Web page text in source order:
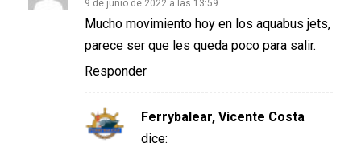
9 de junio de 2022 a las 13:59
Mucho movimiento hoy en los aquabus jets,
parece ser que les queda poco para salir.
Responder
Ferrybalear, Vicente Costa
dice: